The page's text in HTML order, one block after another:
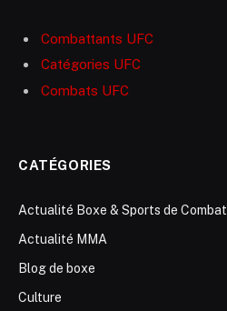
Combattants UFC
Catégories UFC
Combats UFC
CATÉGORIES
Actualité Boxe & Sports de Combat
Actualité MMA
Blog de boxe
Culture